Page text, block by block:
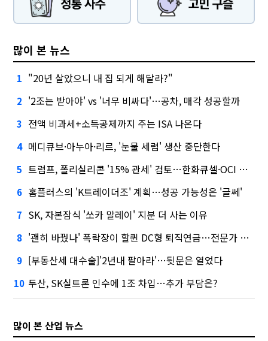
많이 본 뉴스
1 "20년 살았으니 내 집 되게 해달라?"
2 '2조는 받아야' vs '너무 비싸다'…공차, 매각 성공할까
3 전액 비과세+소득공제까지 주는 ISA 나온다
4 메디큐브·아누아·리르, '눈물 세럼' 생산 중단한다
5 트럼프, 폴리실리콘 '15% 관세' 검토…한화큐셀·OCI 영향은?
6 홈플러스의 'K트레이더조' 계획…성공 가능성은 '글쎄'
7 SK, 자본잠식 '쏘카 말레이' 지분 더 사는 이유
8 '괜히 바꿨나' 폭락장이 할퀸 DC형 퇴직연금…전문가 조언은
9 [부동산세 대수술]'2년내 팔아라'…뒷문은 열었다
10 두산, SK실트론 인수에 1조 차입…추가 부담은?
많이 본 산업 뉴스